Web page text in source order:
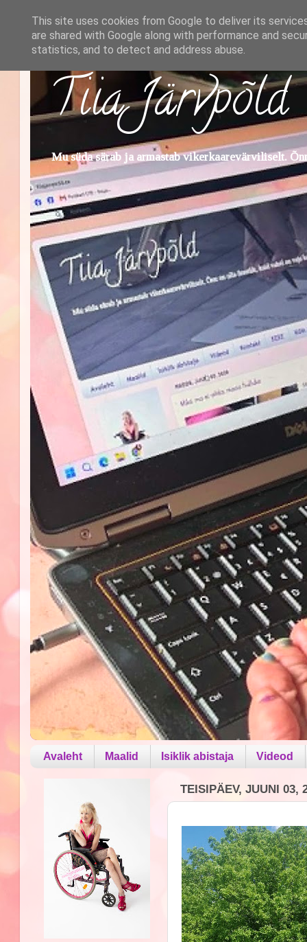
Tiia Järvpõld
Mu süda särab ja armastab vikerkaarevärviliselt.
Avaleht Maalid Isiklik abistaja Videod
TEISIPÄEV, JUUNI 03,
This site uses cookies from Google to deliver its
are shared with Google along with performance and
statistics, and to detect and address abuse.